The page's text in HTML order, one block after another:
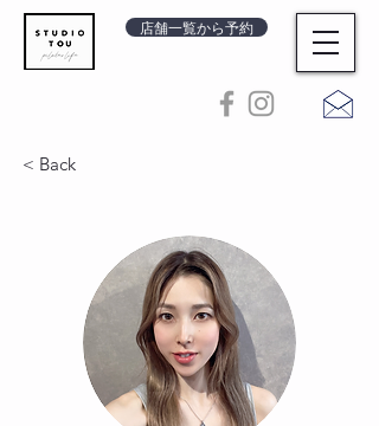
店舗一覧から予約
< Back